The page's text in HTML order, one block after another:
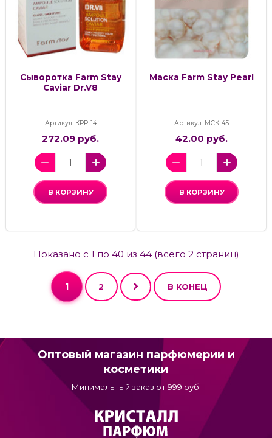
Сыворотка Farm Stay
Caviar Dr.V8
Артикул: КРР-14
272.09 руб.
В КОРЗИНУ
Маска Farm Stay Pearl
Артикул: МСК-45
42.00 руб.
В КОРЗИНУ
Показано с 1 по 40 из 44 (всего 2 страниц)
1 2 В КОНЕЦ
Оптовый магазин парфюмерии и
косметики
Минимальный заказ от 999 руб.